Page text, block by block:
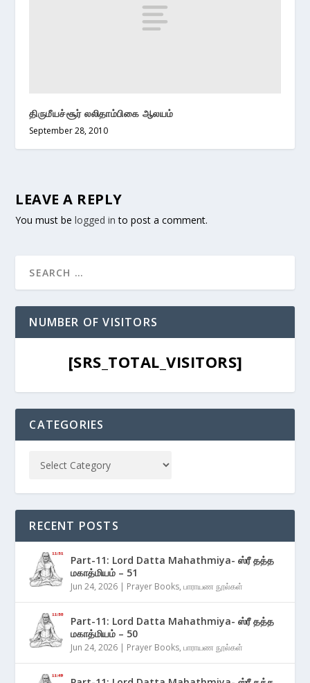
திருமீயச்சூர் லலிதாம்பிகை ஆலயம்
September 28, 2010
LEAVE A REPLY
You must belogged in to post a comment.
NUMBER OF VISITORS
[SRS_TOTAL_VISITORS]
CATEGORIES
RECENT POSTS
Part-11: Lord Datta Mahathmiya- ஸ்ரீ தத்த
மகாத்மியம் – 51
Jun 24, 2026 | Prayer Books,பாராயண நூல்கள்
Part-11: Lord Datta Mahathmiya- ஸ்ரீ தத்த
மகாத்மியம் – 50
Jun 24, 2026 | Prayer Books,பாராயண நூல்கள்